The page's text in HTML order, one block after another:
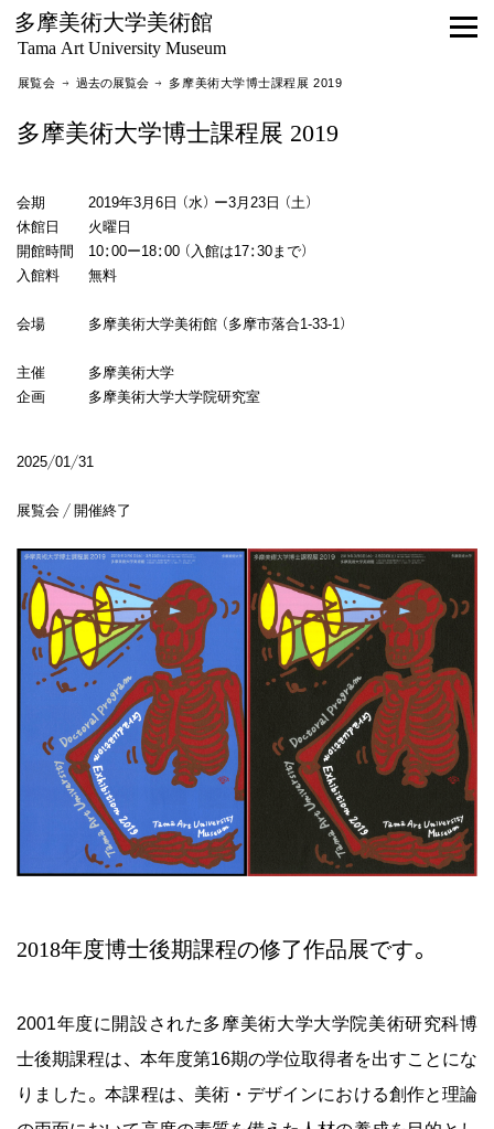
多摩美術大学美術館
Tama Art University Museum
展覧会 → 過去の展覧会→ 多摩美術大学博士課程展 2019
多摩美術大学博士課程展 2019
会期 2019年3月6日（水）ー3月23日（土）
休館日 火曜日
開館時間 10:00ー18:00（入館は17:30まで）
入館料 無料
会場 多摩美術大学美術館（多摩市落合1-33-1）
主催 多摩美術大学
企画 多摩美術大学大学院研究室
2025/01/31
展覧会 / 開催終了
2018年度博士後期課程の修了作品展です。
2001年度に開設された多摩美術大学大学院美術研究科博
士後期課程は、本年度第16期の学位取得者を出すことにな
りました。本課程は、美術・デザインにおける創作と理論